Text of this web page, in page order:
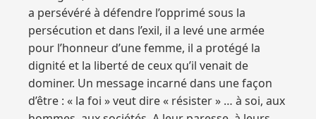
a persévéré à défendre l’opprimé sous la
persécution et dans l’exil, il a levé une armée
pour l’honneur d’une femme, il a protégé la
dignité et la liberté de ceux qu’il venait de
dominer. Un message incarné dans une façon
d’être : « la foi » veut dire « résister » … à soi, aux